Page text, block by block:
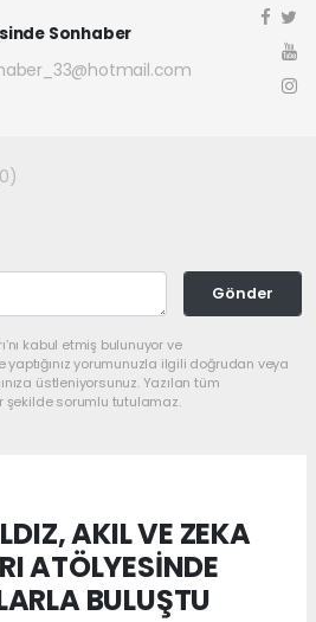
Sonhaber
Gönder
kabul etmiş bulunuyor ve
yorumunuzla ilgili doğrudan veya
üstleniyorsunuz. Yazılan tüm
sorumlu tutulamaz.
AKIL VE ZEKA
ATÖLYESİNDE
BULUŞTU